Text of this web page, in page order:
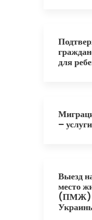
для
–
Выезд
место
(ПМЖ)